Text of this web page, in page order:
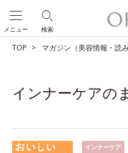
検索
メニュー
TOP マガジン（美容情報・読み
インナーケアの
インナーケア